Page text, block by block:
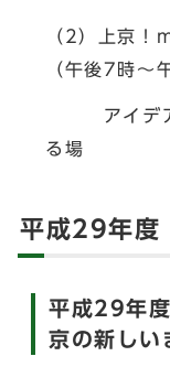
（2）上京！
（午後7時～
アイデアの
る場
平成29年度
平成29年
京の新しい